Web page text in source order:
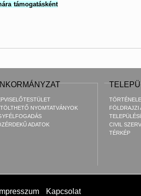
támogatásként
NYOMTATVÁNYOK
ADATOK
FÖLDRAJZI
CIVIL
TÉRKÉP
Impresszum Kapcsolat